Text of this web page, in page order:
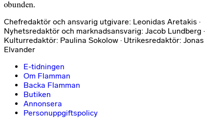
obunden.
Chefredaktör och ansvarig utgivare: Leonidas Aretakis ·
Nyhetsredaktör och marknadsansvarig: Jacob Lundberg ·
Kulturredaktör: Paulina Sokolow · Utrikesredaktör: Jonas
Elvander
E-tidningen
Om Flamman
Backa Flamman
Butiken
Annonsera
Personuppgiftspolicy